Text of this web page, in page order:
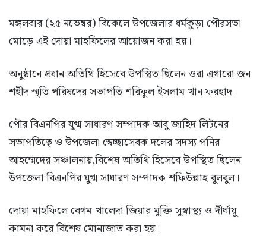
মঙ্গলবার (২৫ নভেম্বর) বিকেলে উপজেলার ধর্মকুড়া পৌরসভা
মোড়ে এই দোয়া মাহফিলের আয়োজন করা হয়।
অনুষ্ঠানে প্রধান অতিথি হিসেবে উপস্থিত ছিলেন ওরা এগারো জন
শহীদ স্মৃতি পরিষদের সভাপতি শরিফুল ইসলাম খান ফরহাদ।
পৌর বিএনপির যুগ্ম সাধারণ সম্পাদক আবু জাহিদ লিটনের
সভাপতিত্বে ও উপজেলা স্বেচ্ছাসেবক দলের সদস্য পনির
আহম্মেদের সঞ্চালনায়,বিশেষ অতিথি হিসেবে উপস্থিত ছিলেন
উপজেলা বিএনপির যুগ্ম সাধারণ সম্পাদক শফিউল্লাহ বুলবুল।
দোয়া মাহফিলে বেগম খালেদা জিয়ার মুক্তি সুস্বাস্থ্য ও দীর্ঘায়ু
কামনা করে বিশেষ মোনাজাত করা হয়।